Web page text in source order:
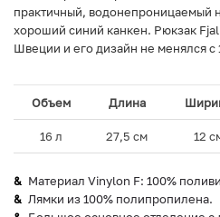
практичный, водонепроницаемый
хороший синий канкен. Рюкзак
Швеции и его дизайн не менялся с
Объем Длина
16 л 27,5 см 12
Материал Vinylon F: 100%
Лямки из 100% полипропилена.